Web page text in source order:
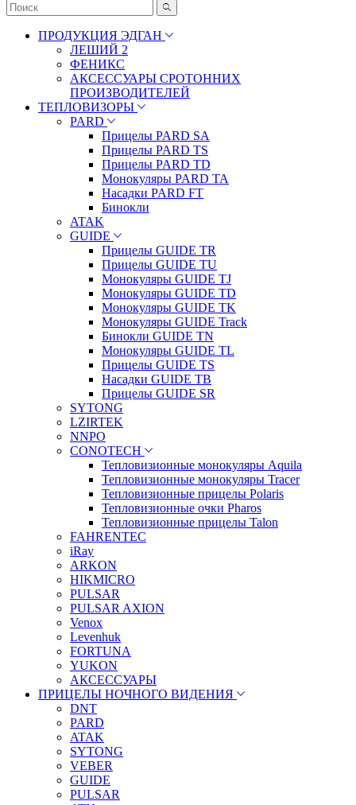
ПРОДУКЦИЯ ЭДГАН
ЛЕШИЙ 2
ФЕНИКС
АКСЕССУАРЫ СРОТОННИХ
ПРОИЗВОДИТЕЛЕЙ
ТЕПЛОВИЗОРЫ
PARD
Прицелы PARD SA
Прицелы PARD TS
Прицелы PARD TD
Монокуляры PARD TA
Насадки PARD FT
Бинокли
ATAK
GUIDE
Прицелы GUIDE TR
Прицелы GUIDE TU
Монокуляры GUIDE TJ
Монокуляры GUIDE TD
Монокуляры GUIDE TK
Монокуляры GUIDE Track
Бинокли GUIDE TN
Монокуляры GUIDE TL
Прицелы GUIDE TS
Насадки GUIDE TB
Прицелы GUIDE SR
SYTONG
LZIRTEK
NNPO
CONOTECH
Тепловизионные монокуляры Aquila
Тепловизионные монокуляры Tracer
Тепловизионные прицелы Polaris
Тепловизионные очки Pharos
Тепловизионные прицелы Talon
FAHRENTEC
iRay
ARKON
HIKMICRO
PULSAR
PULSAR AXION
Venox
Levenhuk
FORTUNA
YUKON
АКСЕССУАРЫ
ПРИЦЕЛЫ НОЧНОГО ВИДЕНИЯ
DNT
PARD
ATAK
SYTONG
VEBER
GUIDE
PULSAR